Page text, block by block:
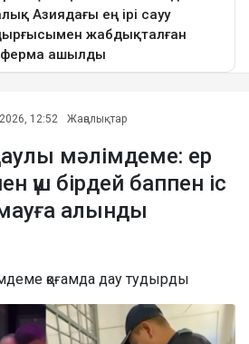
12:52 Жаңалықтар
мәлімдеме: ер
үш бірдей баппен іс
алынды
қоғамда дау тудырды